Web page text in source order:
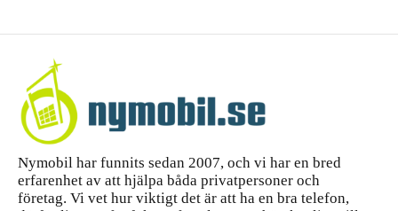
Nymobil har funnits sedan 2007, och vi har en bred
erfarenhet av att hjälpa båda privatpersoner och
företag. Vi vet hur viktigt det är att ha en bra telefon,